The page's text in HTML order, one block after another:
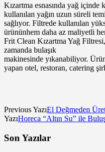
Kızartma esnasında yağ içinde
kullanılan yağın uzun süreli
sağlıyor. Filtrede kullanılan
ürününhem daha az maliyetli
Frit Clean Kızartma Yağ
zamanda bulaşık
makinesinde yıkanabiliyor.
yapan otel, restoran, catering
Previous YazıEl Değmeden
YazıHoreca “Altın Su” ile
Son Yazılar